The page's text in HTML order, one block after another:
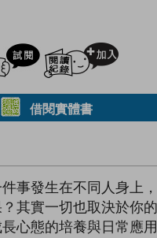
試閲
借閱實體書
事發生在不同人身上
其實一切也取決於你
心態的培養與日常應